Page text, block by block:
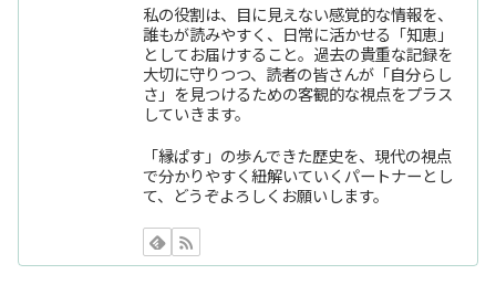
私の役割は、目に見えない感覚的な情報を、
誰もが読みやすく、日常に活かせる「知恵」
としてお届けすること。過去の貴重な記録を
大切に守りつつ、読者の皆さんが「自分らし
さ」を見つけるための客観的な視点をプラス
していきます。
「縁ぱす」の歩んできた歴史を、現代の視点
で分かりやすく紐解いていくパートナーとし
て、どうぞよろしくお願いします。